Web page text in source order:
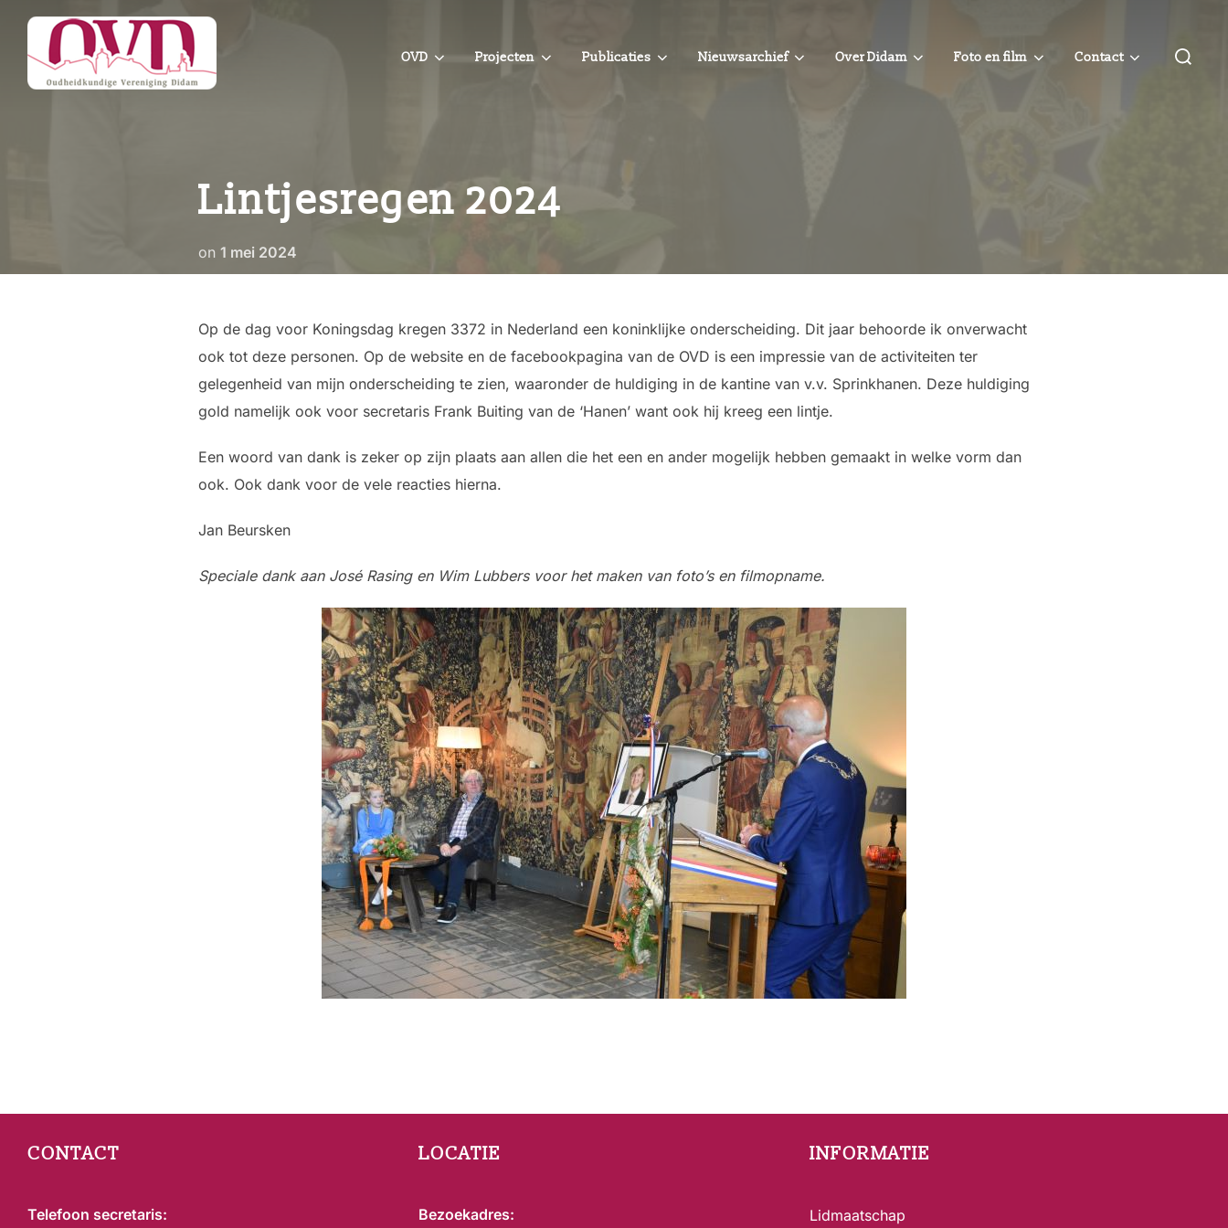
inhoud
OVD Projecten Publicaties Nieuwsarchief Over Didam Foto en film Contact
Zoek
Lintjesregen 2024
on Geplaatst
op
1 mei 2024
Op de dag voor Koningsdag kregen 3372 in Nederland een koninklijke onderscheiding. Dit jaar behoorde ik onverwacht
ook tot deze personen. Op de website en de facebookpagina van de OVD is een impressie van de activiteiten ter
gelegenheid van mijn onderscheiding te zien, waaronder de huldiging in de kantine van v.v. Sprinkhanen. Deze huldiging
gold namelijk ook voor secretaris Frank Buiting van de ‘Hanen’ want ook hij kreeg een lintje.
Een woord van dank is zeker op zijn plaats aan allen die het een en ander mogelijk hebben gemaakt in welke vorm dan
ook. Ook dank voor de vele reacties hierna.
Jan Beursken
Speciale dank aan José Rasing en Wim Lubbers voor het maken van foto’s en filmopname.
navigatie
CONTACT
Telefoon secretaris:
LOCATIE
Bezoekadres:
INFORMATIE
Lidmaatschap